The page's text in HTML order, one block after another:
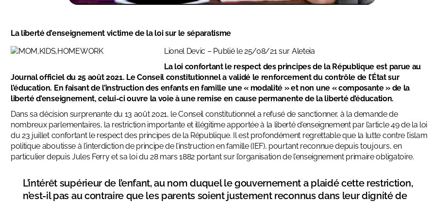
La liberté d’enseignement victime de la loi sur le séparatisme
Lionel Devic – Publié le 25/08/21 sur Aleteia
La loi confortant le respect des principes de la République est parue au
Journal officiel du 25 août 2021. Le Conseil constitutionnel a validé le renforcement du contrôle de l’État sur
l’éducation. En faisant de l’instruction des enfants en famille une « modalité » et non une « composante » de la
liberté d’enseignement, celui-ci ouvre la voie à une remise en cause permanente de la liberté d’éducation.
Dans sa décision surprenante du 13 août 2021, le Conseil constitutionnel a refusé de sanctionner, à la demande de
nombreux parlementaires, la restriction importante et illégitime apportée à la liberté d’enseignement par l’article 49 de la loi
du 23 juillet confortant le respect des principes de la République. Il est profondément regrettable que la lutte contre l’islam
politique aboutisse à l’interdiction de principe de l’instruction en famille (IEF), pourtant reconnue depuis toujours, en
particulier depuis Jules Ferry et sa loi du 28 mars 1882 portant sur l’organisation de l’enseignement primaire obligatoire.
L’intérêt supérieur de l’enfant, au nom duquel le gouvernement a plaidé cette restriction,
n’est-il pas au contraire que les parents soient justement reconnus dans leur dignité de